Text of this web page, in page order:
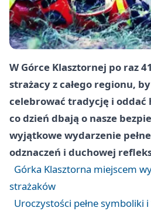
W Górce Klasztornej po raz
strażacy z całego regionu,
celebrować tradycję i oddać
co dzień dbają o nasze
wyjątkowe wydarzenie
odznaczeń i duchowej
Górka Klasztorna miejscem
strażaków
Uroczystości pełne symboliki